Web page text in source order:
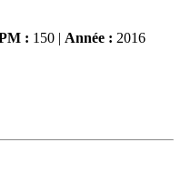
: 150 | Année : 2016